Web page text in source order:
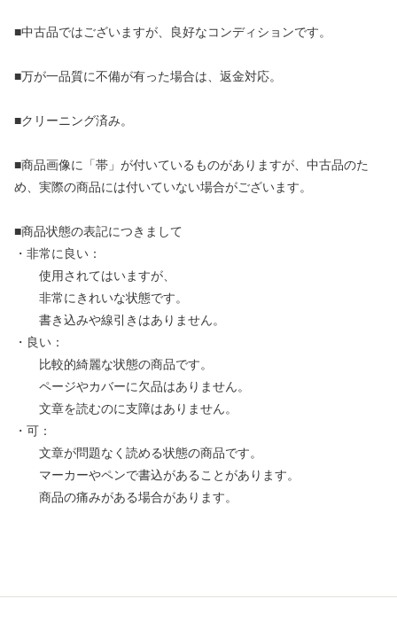
■中古品ではございますが、良好なコンディションです。
■万が一品質に不備が有った場合は、返金対応。
■クリーニング済み。
■商品画像に「帯」が付いているものがありますが、中古品のた
め、実際の商品には付いていない場合がございます。
■商品状態の表記につきまして
・非常に良い：
使用されてはいますが、
非常にきれいな状態です。
書き込みや線引きはありません。
・良い：
比較的綺麗な状態の商品です。
ページやカバーに欠品はありません。
文章を読むのに支障はありません。
・可：
文章が問題なく読める状態の商品です。
マーカーやペンで書込があることがあります。
商品の痛みがある場合があります。